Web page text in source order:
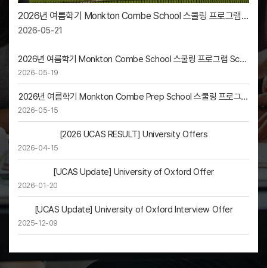
2026년 여름학기 Monkton Combe School 스쿨링 프로그램
옥스포드 및 런던 Trip Sketch
2026-05-21
2026년 여름학기 Monkton Combe School 스쿨링 프로그램 Scho
2026-05-19
2026년 여름학기 Monkton Combe Prep School 스쿨링 프로그램
2026-05-15
[2026 UCAS RESULT] University Offers
2026-04-15
[UCAS Update] University of Oxford Offer
2026-01-20
[UCAS Update] University of Oxford Interview Offer
2025-12-09